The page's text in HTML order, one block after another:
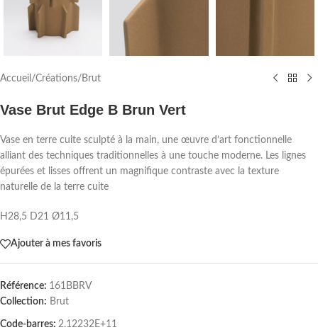
Accueil /Créations/Brut
Vase Brut Edge B Brun Vert
Vase en terre cuite sculpté à la main, une œuvre d’art fonctionnelle
alliant des techniques traditionnelles à une touche moderne. Les lignes
épurées et lisses offrent un magnifique contraste avec la texture
naturelle de la terre cuite
H28,5 D21 Ø11,5
Ajouter à mes favoris
Référence: 161BBRV
Collection: Brut
Code-barres: 2.12232E+11